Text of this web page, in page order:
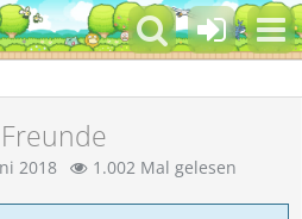
2018 1.002 Mal gelesen